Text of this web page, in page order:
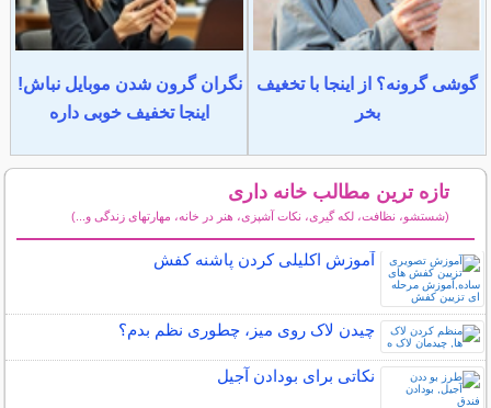
گوشی گرونه؟ از اینجا با تخغیف
بخر
نگران گرون شدن موبایل نباش!
اینجا تخفیف خوبی داره
تازه ترین مطالب خانه داری
(شستشو، نظافت، لکه گیری، نکات آشپزی، هنر در خانه، مهارتهای زندگی و...)
آموزش اکلیلی کردن پاشنه کفش
چیدن لاک روی میز، چطوری نظم بدم؟
نکاتی برای بودادن آجیل